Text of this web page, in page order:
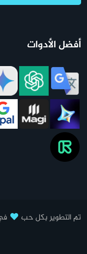
أفضل الأدوات
تم التطوير بكل حب